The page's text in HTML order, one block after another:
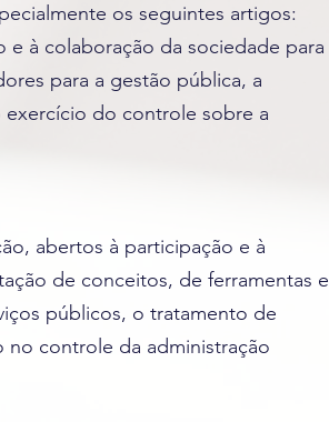
os seguintes artigos:
à colaboração da sociedade para
para a gestão pública, a
do controle sobre a
abertos à participação e à
de conceitos, de ferramentas e
públicos, o tratamento de
controle da administração